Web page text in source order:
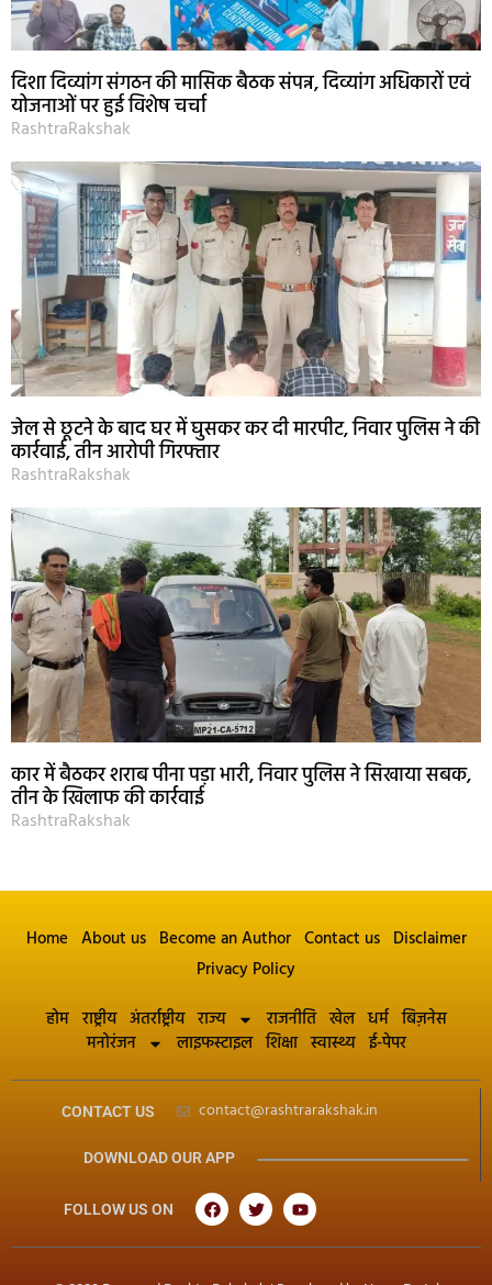
दिशा दिव्यांग संगठन की मासिक बैठक संपन्न, दिव्यांग अधिकारों एवं
योजनाओं पर हुई विशेष चर्चा
RashtraRakshak
जेल से छूटने के बाद घर में घुसकर कर दी मारपीट, निवार पुलिस ने की
कार्रवाई, तीन आरोपी गिरफ्तार
RashtraRakshak
कार में बैठकर शराब पीना पड़ा भारी, निवार पुलिस ने सिखाया सबक,
तीन के खिलाफ की कार्रवाई
RashtraRakshak
Home About us Become an Author Contact us Disclaimer
Privacy Policy
होम राष्ट्रीय अंतर्राष्ट्रीय राज्य राजनीति खेल धर्म बिज़नेस
मनोरंजन
लाइफस्टाइल शिक्षा स्वास्थ्य ई-पेपर
CONTACT US contact@rashtrarakshak.in
DOWNLOAD OUR APP
FOLLOW US ON